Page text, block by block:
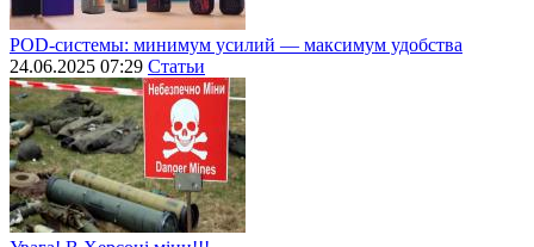
POD-системы: минимум усилий — максимум удобства
24.06.2025 07:29 Статьи